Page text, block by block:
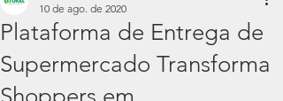
Plataforma de Entrega de
Supermercado Transforma
10 de ago. de 2020